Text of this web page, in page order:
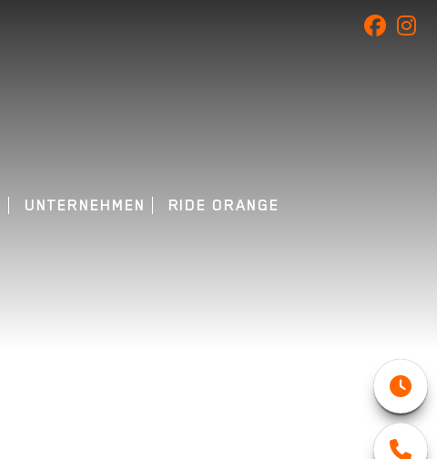
UNTERNEHMEN RIDE ORANGE